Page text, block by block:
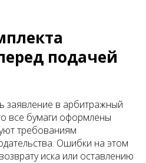
подачей
заявление в арбитражный
все бумаги оформлены
требованиям
Ошибки на этом
иска или оставлению